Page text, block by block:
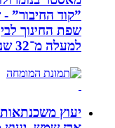
”קוד החיבור” -
שפת החינוך לבין
למעלה מ־32 שנים בעולם החינוך.
יעוץ משכנתאות ארז